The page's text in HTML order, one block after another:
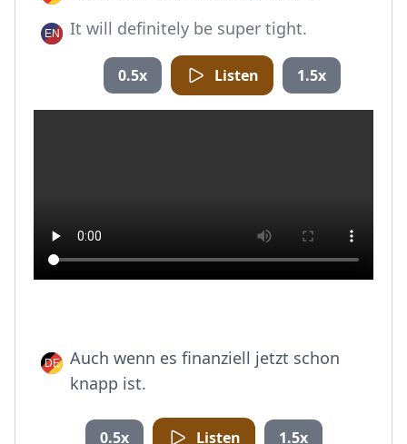
It will definitely be super tight.
0.5x Listen 1.5x
Auch wenn es finanziell jetzt schon
knapp ist.
0.5x Listen 1.5x